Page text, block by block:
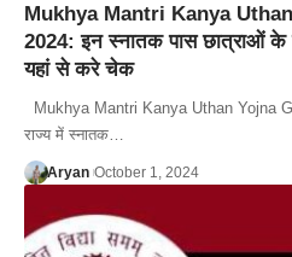
Mukhya Mantri Kanya
2024: इन स्नातक पास छात्राओं के
यहां से करे चेक
Mukhya Mantri Kanya Uthan Yojna
राज्य में स्नातक…
Aryan October 1, 2024